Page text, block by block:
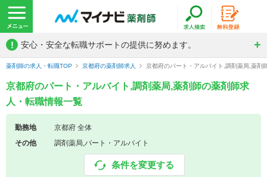
! 安心・安全な転職サポートの提供に努めます。
薬剤師の求人・転職TOP 京都府の薬剤師求人 京都府のパート・アルバイト,調剤薬局,薬剤
京都府のパート・アルバイト,調剤薬局,薬剤師の薬剤師求
人・転職情報一覧
勤務地
京都府 全体
その他
調剤薬局,パート・アルバイト
条件を変更する